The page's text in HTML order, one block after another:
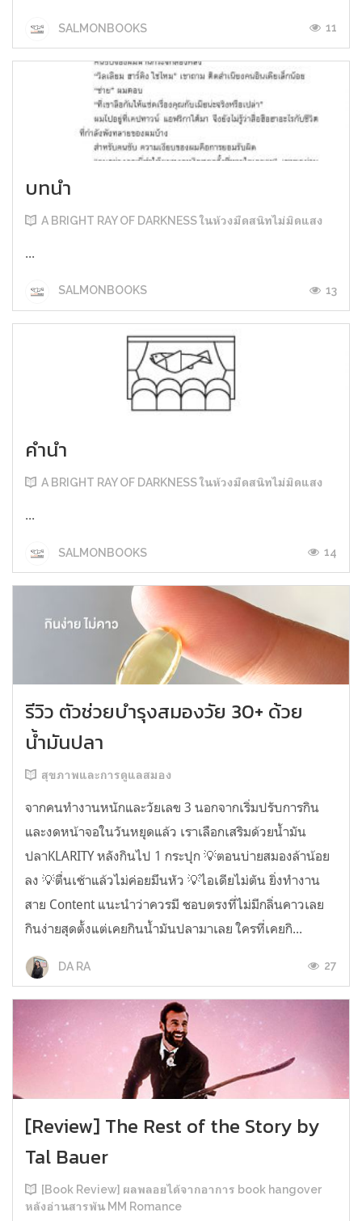
SALMONBOOKS 11
บทนำ
A BRIGHT RAY OF DARKNESS ในห้วงมืดสนิทไม่มิดแสง
...
SALMONBOOKS 13
คำนำ
A BRIGHT RAY OF DARKNESS ในห้วงมืดสนิทไม่มิดแสง
...
SALMONBOOKS 14
รีวิว ตัวช่วยบำรุงสมองวัย 30+ ด้วย
น้ำมันปลา
สุขภาพและการดูแลสมอง
จากคนทำงานหนักและวัยเลข 3 นอกจากเริ่มปรับการกิน
และงดหน้าจอในวันหยุดแล้ว เราเลือกเสริมด้วยน้ำมัน
ปลาKLARITY หลังกินไป 1 กระปุก 💡ตอนบ่ายสมองล้าน้อย
ลง 💡ตื่นเช้าแล้วไม่ค่อยมึนหัว 💡ไอเดียไม่ตัน ยิ่งทำงาน
สาย Content แนะนำว่าควรมี ชอบตรงที่ไม่มีกลิ่นคาวเลย
กินง่ายสุดตั้งแต่เคยกินน้ำมันปลามาเลย ใครที่เคยกิ...
DA RA 27
[Review] The Rest of the Story by
Tal Bauer
[Book Review] ผลพลอยได้จากอาการ book hangover
หลังอ่านสารพัน MM Romance